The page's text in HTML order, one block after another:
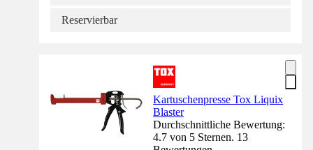
Reservierbar
Kartuschenpresse Tox Liquix
Blaster
Durchschnittliche Bewertung:
4.7 von 5 Sternen. 13